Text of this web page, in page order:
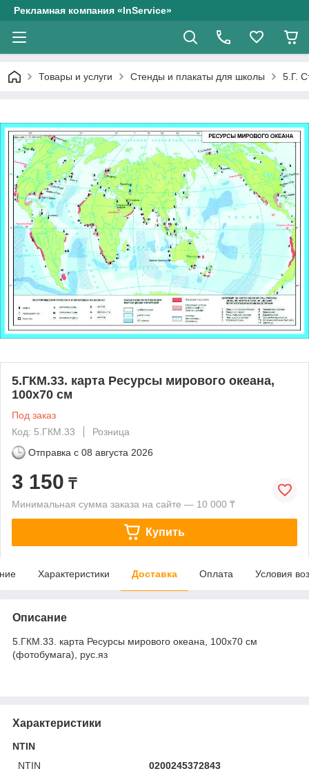
Рекламная компания «InService»
Товары и услуги Стенды и плакаты для школы 5.Г.
5.ГКМ.33. карта Ресурсы мирового океана,
100х70 см
Под заказ
Код: 5.ГКМ.33
Розница
Отправка с 08 августа 2026
3 150 ₸
Минимальная сумма заказа на сайте — 10 000 ₸
Купить
Характеристики Доставка Оплата Условия
Описание
5.ГКМ.33. карта Ресурсы мирового океана, 100х70 см
(фотобумага), рус.яз
Характеристики
NTIN
NTIN
0200245372843